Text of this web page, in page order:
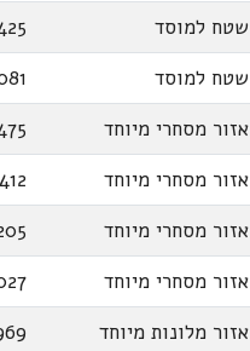
שטח למוסד
שטח למוסד
אזור מסחרי מיוחד
אזור מסחרי מיוחד
אזור מסחרי מיוחד
אזור מסחרי מיוחד
אזור מלונות מיוחד